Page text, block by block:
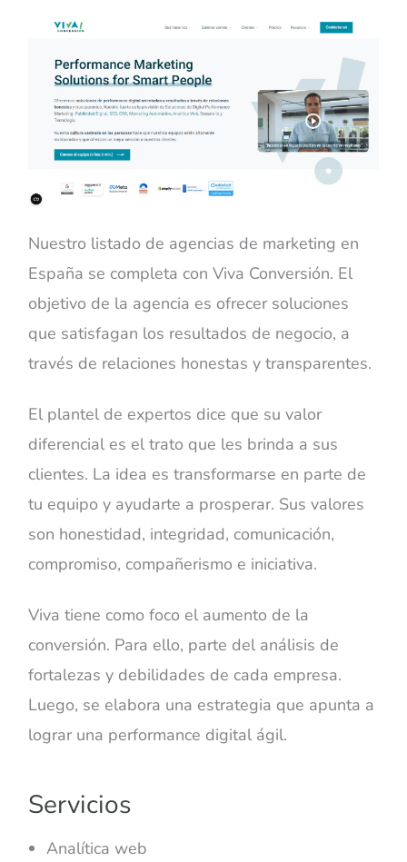
Nuestro listado de agencias de marketing en
España se completa con Viva Conversión. El
objetivo de la agencia es ofrecer soluciones
que satisfagan los resultados de negocio, a
través de relaciones honestas y transparentes.
El plantel de expertos dice que su valor
diferencial es el trato que les brinda a sus
clientes. La idea es transformarse en parte de
tu equipo y ayudarte a prosperar. Sus valores
son honestidad, integridad, comunicación,
compromiso, compañerismo e iniciativa.
Viva tiene como foco el aumento de la
conversión. Para ello, parte del análisis de
fortalezas y debilidades de cada empresa.
Luego, se elabora una estrategia que apunta a
lograr una performance digital ágil.
Servicios
Analítica web